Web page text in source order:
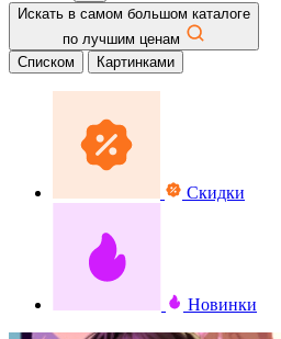
Искать в самом большом каталоге
по лучшим ценам
Списком
Картинками
Скидки
Новинки